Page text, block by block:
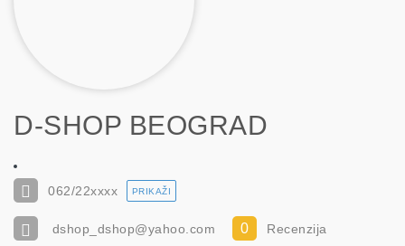
D-SHOP BEOGRAD
062/22xxxx PRIKAŽI
dshop_dshop@yahoo.com 0 Recenzija